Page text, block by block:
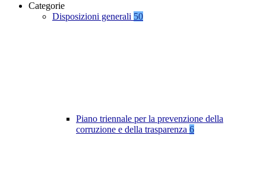
Categorie
Disposizioni generali 50
Piano triennale per la prevenzione della
corruzione e della trasparenza 6